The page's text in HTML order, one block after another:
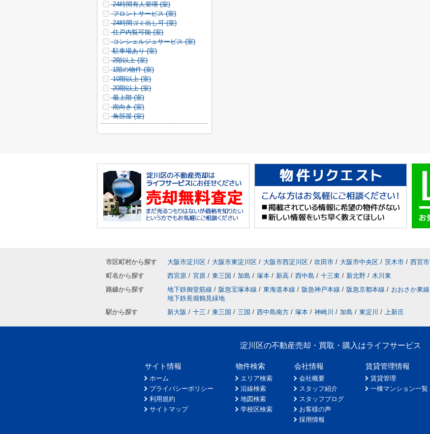
24時間有人管理 (室)
フロントサービス (室)
24時間ゴミ出し可 (室)
住戸内覧可能 (室)
コンシェルジュサービス (室)
駐車場あり (室)
2階以上 (室)
1階の物件 (室)
10階以上 (室)
20階以上 (室)
最上階 (室)
南向き (室)
角部屋 (室)
市区町村から探す 大阪市淀川区 / 大阪市東淀川区 / 大阪市西淀川区 / 吹田市 / 大阪市中央区 / 茨木市 / 西宮市
町名から探す
西宮原 / 宮原 / 東三国 / 加島 / 塚本 / 新高 / 西中島 / 十三東 / 新北野 / 木川東
路線から探す
地下鉄御堂筋線 / 阪急宝塚本線 / 東海道本線 / 阪急神戸本線 / 阪急京都本線 / おおさか東線
地下鉄長堀鶴見緑地
駅から探す
新大阪 / 十三 / 東三国 / 三国 / 西中島南方 / 塚本 / 神崎川 / 加島 / 東淀川 / 上新庄
淀川区の不動産売却・買取・購入はライフサービス
サイト情報
ホーム
プライバシーポリシー
利用規約
サイトマップ
物件検索
エリア検索
沿線検索
地図検索
学校区検索
会社情報
会社概要
スタッフ紹介
スタッフブログ
お客様の声
採用情報
賃貸管理情報
賃貸管理
一棟マンション一覧